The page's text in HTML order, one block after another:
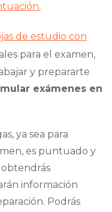
de estudio con
para el examen,
y prepararte
exámenes en
ya sea para
es puntuado y
obtendrás
información
Podrás